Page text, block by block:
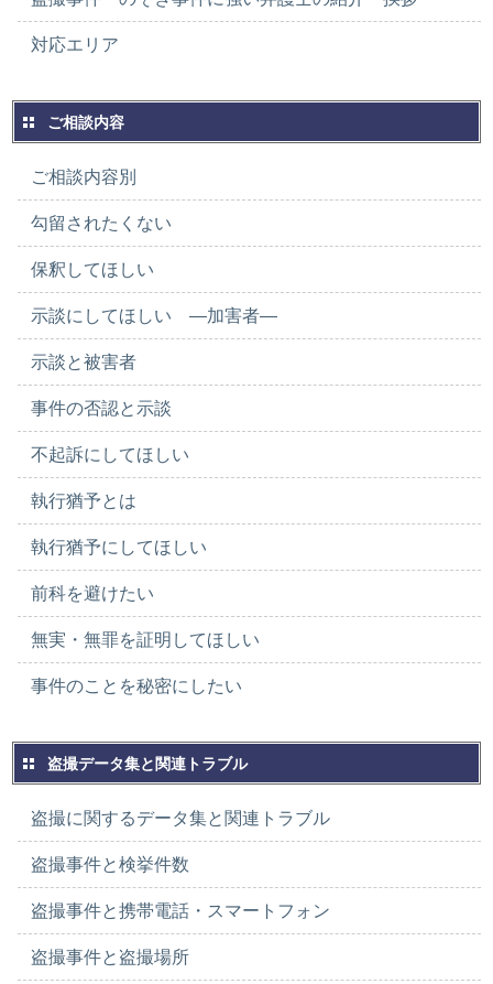
対応エリア
ご相談内容
ご相談内容別
勾留されたくない
保釈してほしい
示談にしてほしい ―加害者―
示談と被害者
事件の否認と示談
不起訴にしてほしい
執行猶予とは
執行猶予にしてほしい
前科を避けたい
無実・無罪を証明してほしい
事件のことを秘密にしたい
盗撮データ集と関連トラブル
盗撮に関するデータ集と関連トラブル
盗撮事件と検挙件数
盗撮事件と携帯電話・スマートフォン
盗撮事件と盗撮場所